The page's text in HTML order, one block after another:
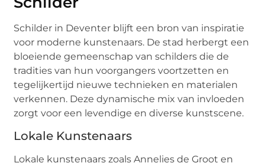
Schilder in Deventer blijft een bron van inspiratie
voor moderne kunstenaars. De stad herbergt een
bloeiende gemeenschap van schilders die de
tradities van hun voorgangers voortzetten en
tegelijkertijd nieuwe technieken en materialen
verkennen. Deze dynamische mix van invloeden
zorgt voor een levendige en diverse kunstscene.
Lokale Kunstenaars
Lokale kunstenaars zoals Annelies de Groot en